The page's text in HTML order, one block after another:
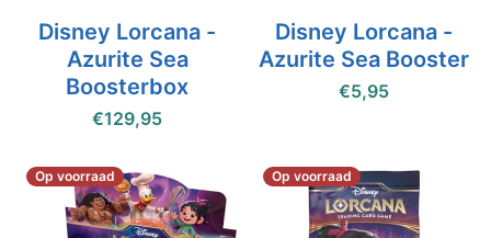
Disney Lorcana -
Azurite Sea
Boosterbox
€129,95
Disney Lorcana -
Azurite Sea Booster
€5,95
Op voorraad Op voorraad